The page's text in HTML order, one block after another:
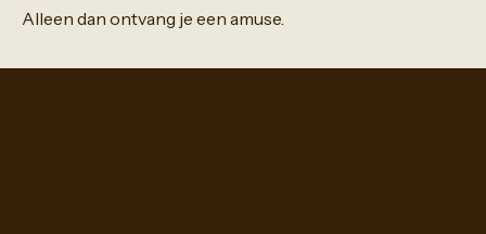
Alleen dan ontvang je een amuse.